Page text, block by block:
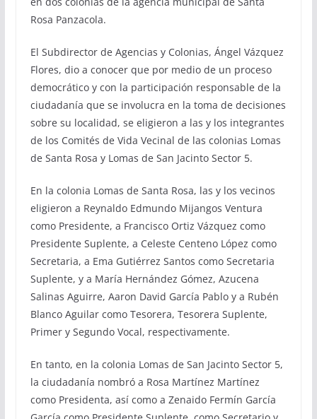
Rosa Panzacola.
El Subdirector de Agencias y Colonias, Ángel Vázquez
Flores, dio a conocer que por medio de un proceso
democrático y con la participación responsable de la
ciudadanía que se involucra en la toma de decisiones
sobre su localidad, se eligieron a las y los integrantes
de los Comités de Vida Vecinal de las colonias Lomas
de Santa Rosa y Lomas de San Jacinto Sector 5.
En la colonia Lomas de Santa Rosa, las y los vecinos
eligieron a Reynaldo Edmundo Mijangos Ventura
como Presidente, a Francisco Ortiz Vázquez como
Presidente Suplente, a Celeste Centeno López como
Secretaria, a Ema Gutiérrez Santos como Secretaria
Suplente, y a María Hernández Gómez, Azucena
Salinas Aguirre, Aaron David García Pablo y a Rubén
Blanco Aguilar como Tesorera, Tesorera Suplente,
Primer y Segundo Vocal, respectivamente.
En tanto, en la colonia Lomas de San Jacinto Sector 5,
la ciudadanía nombró a Rosa Martínez Martínez
como Presidenta, así como a Zenaido Fermín García